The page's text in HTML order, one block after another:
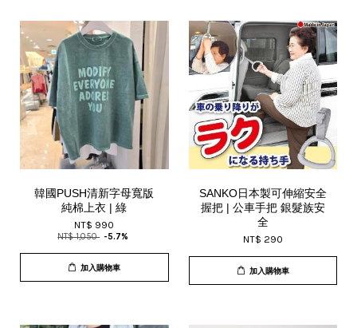
韓國PUSH清新字母寬版
純棉上衣 | 綠
NT$ 990
NT$ 1,050 -5.7%
加入購物車
SANKO日本製可伸縮安全
握把 | 公車手把 銀髮族安
全
NT$ 290
加入購物車